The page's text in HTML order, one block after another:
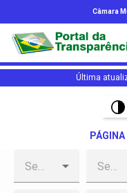
Câmara
Última